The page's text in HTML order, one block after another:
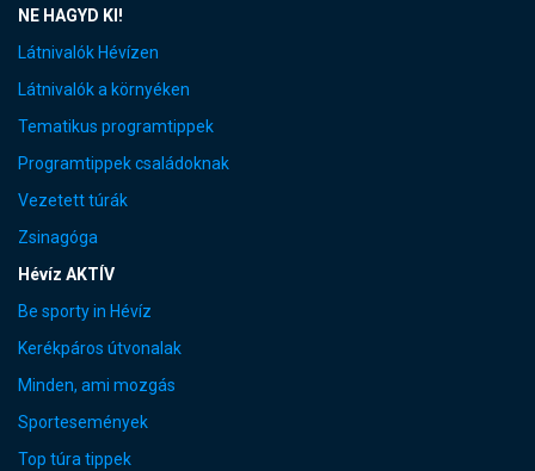
NE HAGYD KI!
Látnivalók Hévízen
Látnivalók a környéken
Tematikus programtippek
Programtippek családoknak
Vezetett túrák
Zsinagóga
Hévíz AKTÍV
Be sporty in Hévíz
Kerékpáros útvonalak
Minden, ami mozgás
Sportesemények
Top túra tippek